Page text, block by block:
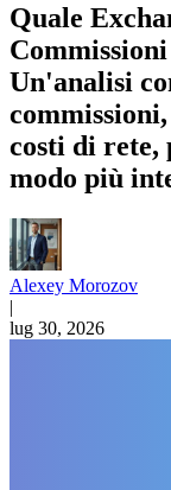
Quale
Commissioni
Un'analisi
costi di
modo più
Alexey Morozov
|
lug 30, 2026